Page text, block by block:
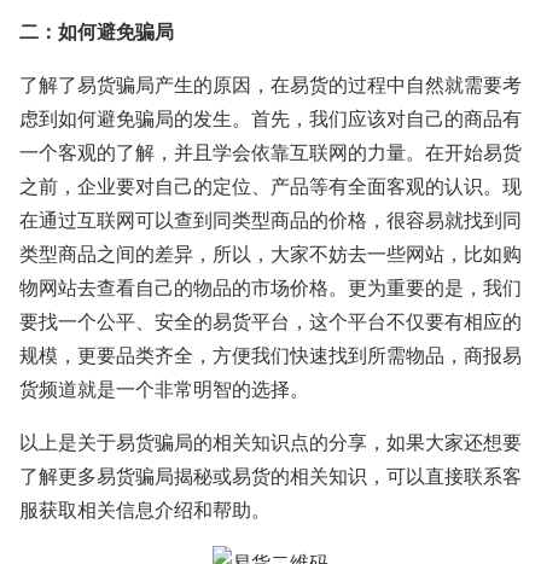
二：如何避免骗局
了解了易货骗局产生的原因，在易货的过程中自然就需要考
虑到如何避免骗局的发生。首先，我们应该对自己的商品有
一个客观的了解，并且学会依靠互联网的力量。在开始易货
之前，企业要对自己的定位、产品等有全面客观的认识。现
在通过互联网可以查到同类型商品的价格，很容易就找到同
类型商品之间的差异，所以，大家不妨去一些网站，比如购
物网站去查看自己的物品的市场价格。更为重要的是，我们
要找一个公平、安全的易货平台，这个平台不仅要有相应的
规模，更要品类齐全，方便我们快速找到所需物品，商报易
货频道就是一个非常明智的选择。
以上是关于易货骗局的相关知识点的分享，如果大家还想要
了解更多易货骗局揭秘或易货的相关知识，可以直接联系客
服获取相关信息介绍和帮助。